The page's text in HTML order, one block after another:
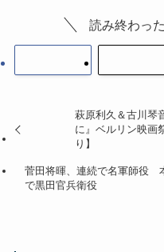
読み終わっ
萩原利久＆古川琴
に』ベルリン映画
り】
菅田将暉、連続で名軍師役
で黒田官兵衛役